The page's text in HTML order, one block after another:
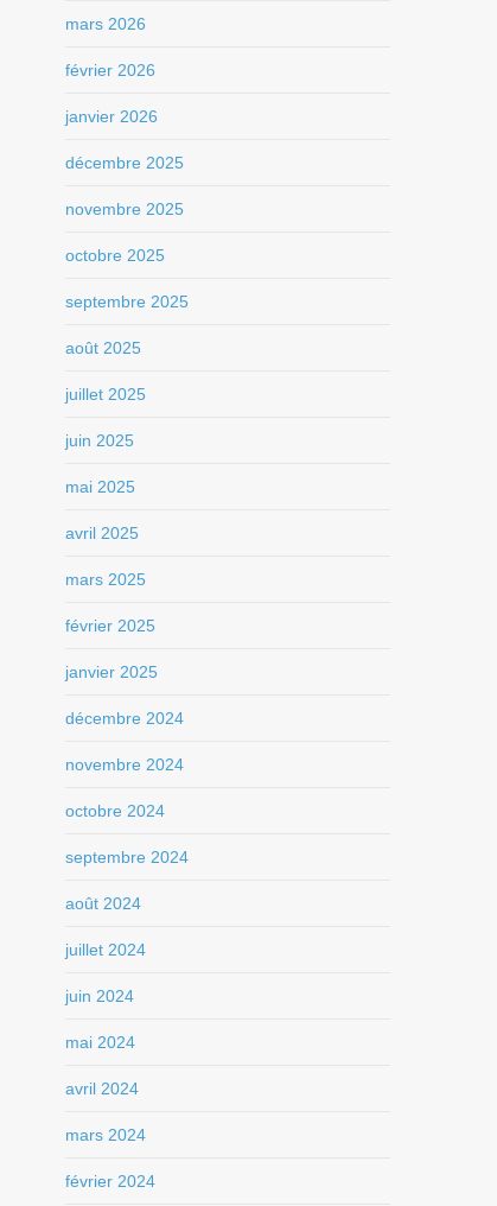
mars 2026
février 2026
janvier 2026
décembre 2025
novembre 2025
octobre 2025
septembre 2025
août 2025
juillet 2025
juin 2025
mai 2025
avril 2025
mars 2025
février 2025
janvier 2025
décembre 2024
novembre 2024
octobre 2024
septembre 2024
août 2024
juillet 2024
juin 2024
mai 2024
avril 2024
mars 2024
février 2024